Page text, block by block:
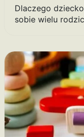
Dlaczego
sobie wielu